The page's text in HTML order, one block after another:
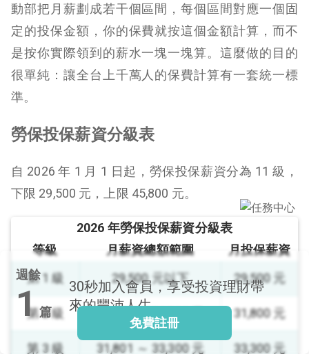
動部把月薪劃成若干個區間，每個區間對應一個固
定的投保金額，你的保費就按這個金額計算，而不
是按你實際領到的薪水一塊一塊算。這麼做的目的
很單純：讓全台上千萬人的保費計算有一套統一標
準。
勞保投保薪資分級表
自 2026 年 1 月 1 日起，勞保投保薪資分為 11 級，
下限 29,500 元，上限 45,800 元。
2026 年勞保投保薪資分級表
等級
月薪資總額範圍
月投保薪資
第 1 級
29,500 元以下 29,500 元
第 2 級 29,501 ～ 31,800 元 31,800 元
第 3 級 31,801 ～ 33,300 元 33,300 元
週餘
1篇
30秒加入會員，享受投資理財帶
來的豐沛人生
免費註冊
出國就缺這咖？股
感會員免費帶回
家！
登記抽北歐小刺蝟 20
吋上掀行李箱
更多任務